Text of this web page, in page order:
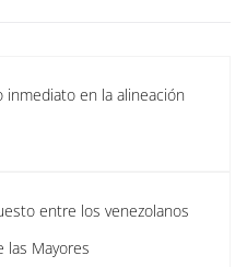
inmediato en la alineación
entre los venezolanos
las Mayores